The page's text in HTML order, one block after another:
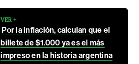
VER +
Por la inflación, calculan que el
billete de $1.000 ya es el más
impreso en la historia argentina